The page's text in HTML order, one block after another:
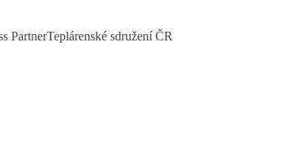
PartnerTeplárenské sdružení ČR